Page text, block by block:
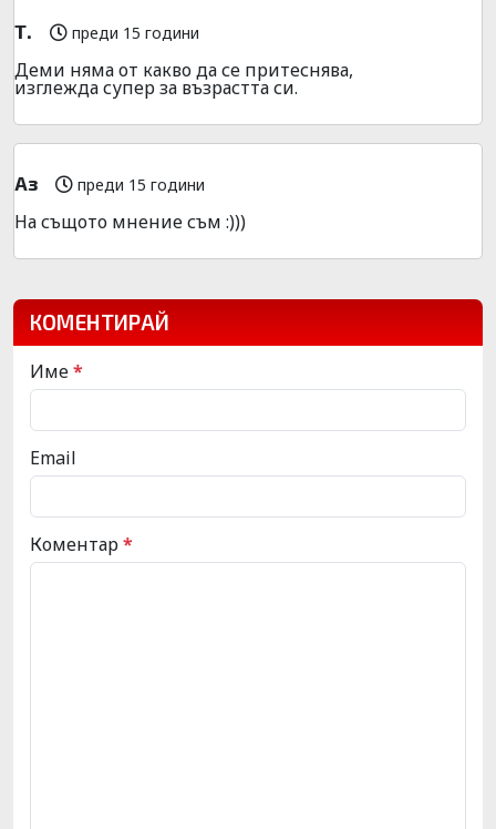
Т. преди 15 години
Деми няма от какво да се притеснява,
изглежда супер за възрастта си.
Аз преди 15 години
На същото мнение съм :)))
КОМЕНТИРАЙ
Име*
Email
Коментар*